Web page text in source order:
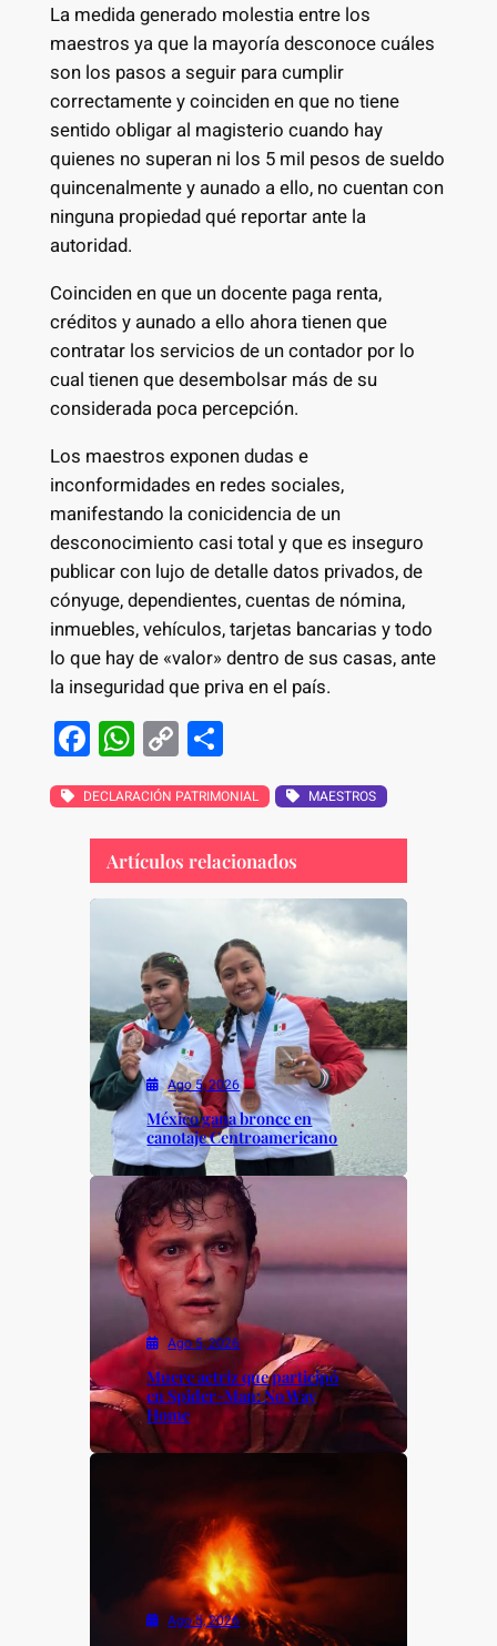
La medida generado molestia entre los
maestros ya que la mayoría desconoce cuáles
son los pasos a seguir para cumplir
correctamente y coinciden en que no tiene
sentido obligar al magisterio cuando hay
quienes no superan ni los 5 mil pesos de sueldo
quincenalmente y aunado a ello, no cuentan con
ninguna propiedad qué reportar ante la
autoridad.
Coinciden en que un docente paga renta,
créditos y aunado a ello ahora tienen que
contratar los servicios de un contador por lo
cual tienen que desembolsar más de su
considerada poca percepción.
Los maestros exponen dudas e
inconformidades en redes sociales,
manifestando la conicidencia de un
desconocimiento casi total y que es inseguro
publicar con lujo de detalle datos privados, de
cónyuge, dependientes, cuentas de nómina,
inmuebles, vehículos, tarjetas bancarias y todo
lo que hay de «valor» dentro de sus casas, ante
la inseguridad que priva en el país.
F
a
c
e
b
o
k
W
h
at
s
A
p
p
C
o
p
y
Li
n
k
S
h
ar
e
DECLARACIÓN PATRIMONIAL MAESTROS
Artículos relacionados
Ago 5, 2026
México gana bronce en
canotaje Centroamericano
Ago 5, 2026
Muere actriz que participó
en Spider-Man: No Way
Home
Ago 5, 2026